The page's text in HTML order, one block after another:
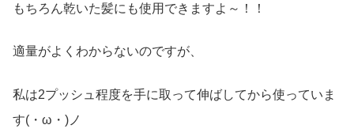
もちろん乾いた髪にも使用できますよ～！！
適量がよくわからないのですが、
私は2プッシュ程度を手に取って伸ばしてから使っていま
す(・ω・)ノ